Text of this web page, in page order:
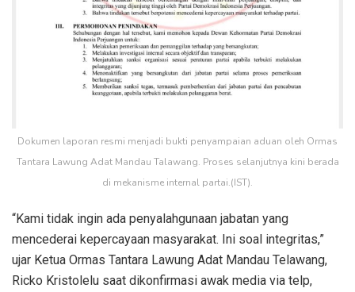
Dokumen laporan resmi menjadi bukti penyampaian aduan oleh Ormas
Tantara Lawung Adat Mandau Talawang. Proses selanjutnya kini berada
di mekanisme internal partai.(IST).
“Kami tidak ingin ada penyalahgunaan jabatan yang
mencederai kepercayaan masyarakat. Ini soal integritas,”
ujar Ketua Ormas Tantara Lawung Adat Mandau Telawang,
Ricko Kristolelu saat dikonfirmasi awak media via telp,